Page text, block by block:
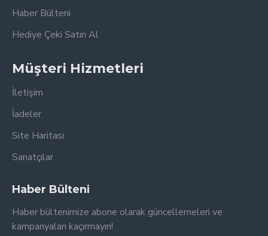
Haber Bülteni
Hediye Çeki Satın Al
Müşteri Hizmetleri
İletişim
İadeler
Site Haritası
Sanatçılar
Haber Bülteni
Haber bültenimize abone olarak güncellemeleri ve
kampanyaları kaçırmayın!